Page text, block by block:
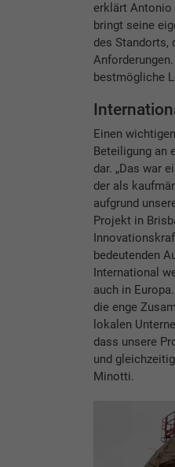
erklärt Antonio
bringt seine
des Standorts,
bestmögliche
Einen
Beteiligung an
dar. „Das war
der als
aufgrund
Projekt in
bedeutenden
International
auch in
die enge
lokalen
dass unsere
und
Minotti.